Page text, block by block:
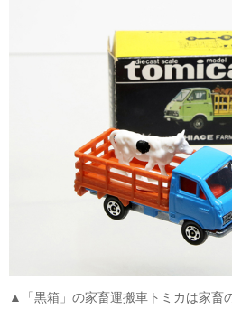
▲「黒箱」の家畜運搬車トミカは家畜